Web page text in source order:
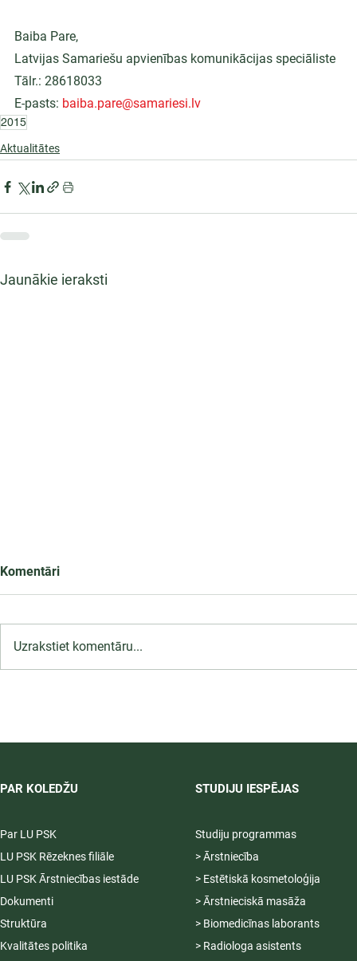
Baiba Pare,
Latvijas Samariešu apvienības komunikācijas speciāliste
Tālr.: 28618033
E-pasts: baiba.pare@samariesi.lv
2015
Aktualitātes
Jaunākie ieraksti
Komentāri
Uzrakstiet komentāru...
PAR KOLEDŽU
Par LU PSK
LU PSK Rēzeknes filiāle
LU PSK Ārstniecības iestāde
Dokumenti
Struktūra
Kvalitātes politika
STUDIJU IESPĒJAS
Studiju programmas
> Ārstniecība
> Estētiskā kosmetoloģija
> Ārstnieciskā masāža
> Biomedicīnas laborants
> Radiologa asistents